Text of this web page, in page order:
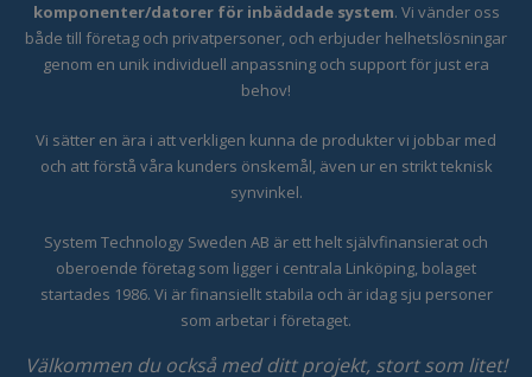
komponenter/datorer för inbäddade system. Vi vänder oss
både till företag och privatpersoner, och erbjuder helhetslösningar
genom en unik individuell anpassning och support för just era
behov!
Vi sätter en ära i att verkligen kunna de produkter vi jobbar med
och att förstå våra kunders önskemål, även ur en strikt teknisk
synvinkel.
System Technology Sweden AB är ett helt självfinansierat och
oberoende företag som ligger i centrala Linköping, bolaget
startades 1986. Vi är finansiellt stabila och är idag sju personer
som arbetar i företaget.
Välkommen du också med ditt projekt, stort som litet!